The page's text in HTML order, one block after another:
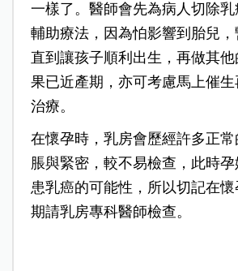
一樣了。醫師會先為病人切除
輔助療法，因為怕影響到胎兒，
直到讓孩子順利出生，再做其
果已近產期，亦可考慮馬上催
治療。
在懷孕時，乳房會歷經許多正
脹與緊密，較不易檢查，此時
患乳癌的可能性，所以切記在
期請乳房專科醫師檢查。